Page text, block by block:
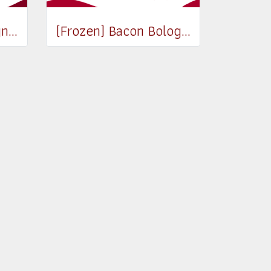
(Frozen) Pork Bolognese 500g (Frozen) Bacon Bolognese 500g